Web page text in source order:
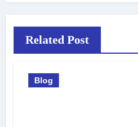
Related Post
Blog